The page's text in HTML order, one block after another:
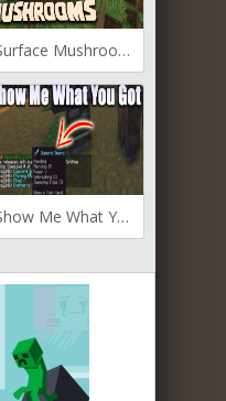
Surface Mushrooms для Майнкрафт [1.20.4, 1.20.2, 1.20.1]
Show Me What You Got для Майнкрафт [1.19.3, 1.19.2, 1.18.2]